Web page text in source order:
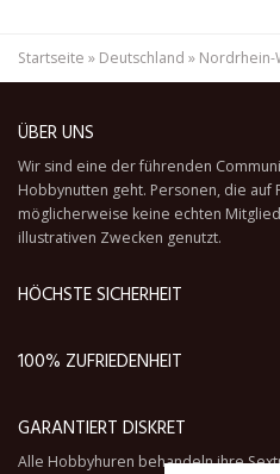
Startseite » Deutschland » Nordrhein-
ÜBER UNS
Wir sind eine der führenden
Hobbynutten geht. Personen, die auf
möglicherweise keine echten
illustrativen Zwecken genutzt.
HÖCHSTE SICHERHEIT
100% ZUFRIEDENHEIT
GARANTIERT DISKRET
Alle Hobbyhuren behandeln ihre